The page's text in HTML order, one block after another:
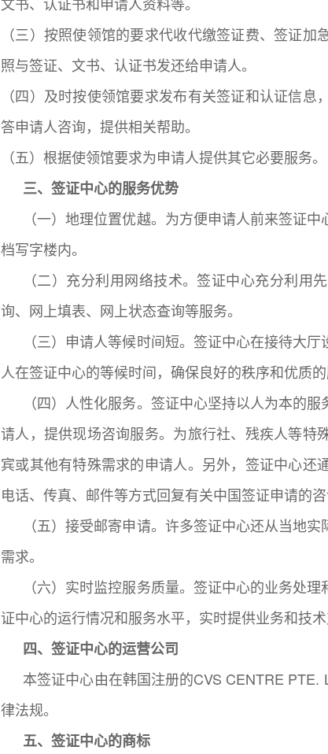
（三）按照使领馆的要求代收代缴签证费、签证
照与签证、文书、认证书发还给申请人。
（四）及时按使领馆要求发布有关签证和认证信
答申请人咨询，提供相关帮助。
（五）根据使领馆要求为申请人提供其它必要服务。
三、签证中心的服务优势
（一）地理位置优越。为方便申请人前来签证
档写字楼内。
（二）充分利用网络技术。签证中心充分利
询、网上填表、网上状态查询等服务。
（三）申请人等候时间短。签证中心在接待大
人在签证中心的等候时间，确保良好的秩序和优质的
（四）人性化服务。签证中心坚持以人为本的
请人，提供现场咨询服务。为旅行社、残疾人等特
宾或其他有特殊需求的申请人。另外，签证中心还
电话、传真、邮件等方式回复有关中国签证申请的咨
（五）接受邮寄申请。许多签证中心还从当地
需求。
（六）实时监控服务质量。签证中心的业务处
证中心的运行情况和服务水平，实时提供业务和技
四、签证中心的运营公司
本签证中心由在韩国注册的CVS CENTRE
律法规。
五、签证中心的商标